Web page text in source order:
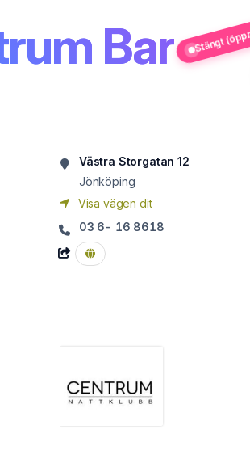
Bar Stängt
Västra Storgatan 12
Jönköping
Visa vägen dit
03 6- 16 8618